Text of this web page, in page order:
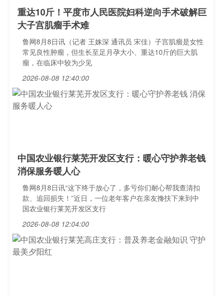
重达10斤！平度市人民医院妇科逆向手术破解巨
大子宫肌瘤手术难
鲁网8月8日讯（记者 王姝深 通讯员 宋佳）子宫肌瘤是女性
常见良性肿瘤，但生长至足月孕大小、重达10斤的巨大肌
瘤，在临床中较为少见
2026-08-08 12:40:00
中国农业银行莱芜开发区支行：暖心守护养老钱
消保服务暖人心
鲁网8月8日讯“这下终于放心了，多亏你们耐心帮我查清扣
款、追回损失！”近日，一位老年客户在亲友搀扶下来到中
国农业银行莱芜开发区支行
2026-08-08 12:04:00